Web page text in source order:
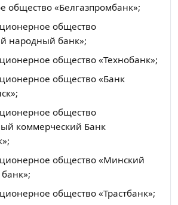
общество «Белгазпромбанк»;
общество
народный банк»;
общество «Технобанк»;
общество «Банк
общество
коммерческий Банк
общество «Минский
общество «Трастбанк»;